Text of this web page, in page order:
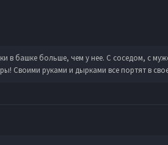
в башке больше, чем у нее. С соседом, с
Своими руками и дырками все портят в